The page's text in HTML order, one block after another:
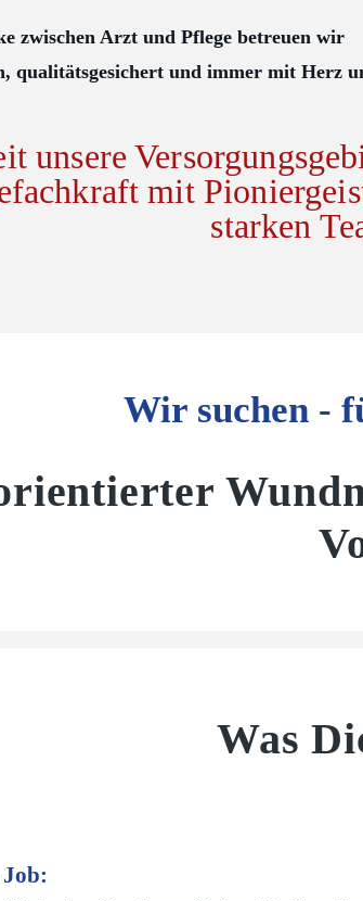
zwischen Arzt und Pflege betreuen wir
qualitätsgesichert und immer mit Herz
unsere
mit
starken
Wir suchen -
Was